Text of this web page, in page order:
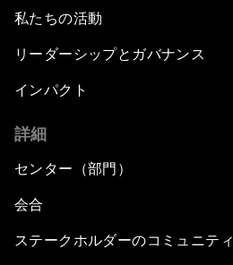
私たちの活動
リーダーシップとガバナンス
インパクト
詳細
センター（部門）
会合
ステークホルダーのコミュニティ